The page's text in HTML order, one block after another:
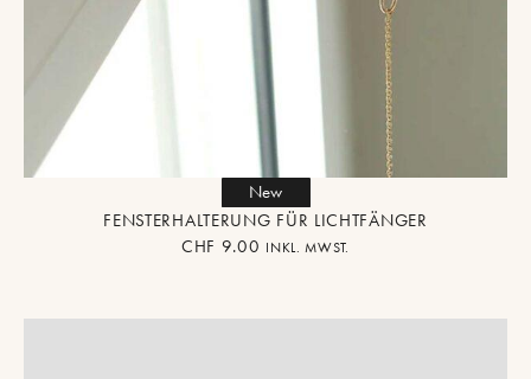
New
FENSTERHALTERUNG FÜR LICHTFÄNGER
CHF 9.00 INKL. MWST.